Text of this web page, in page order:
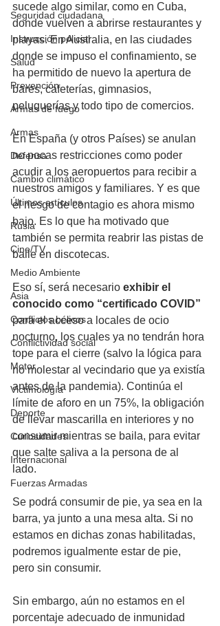
Seguridad ciudadana
Instrucción policial
Salud
Prevención
Armas de fuego
Armas
Defensa
Cambio climático
Últimos artículos
Rusia
Cine/TV
Medio Ambiente
Asia
Conflictos bélicos
Conflictividad social
Motor
Victimología
Deporte
Curiosidades
Internacional
Fuerzas Armadas
sucede algo similar, como en Cuba,
donde vuelven a abrirse restaurantes y
playas. En Australia, en las ciudades
donde se impuso el confinamiento, se
ha permitido de nuevo la apertura de
bares, cafeterías, gimnasios,
peluquerías y todo tipo de comercios.
En España (y otros Países) se anulan
no pocas restricciones como poder
acudir a los aeropuertos para recibir a
nuestros amigos y familiares. Y es que
el riesgo de contagio es ahora mismo
bajo. Es lo que ha motivado que
también se permita reabrir las pistas de
baile en discotecas.
Eso sí, será necesario exhibir el
conocido como “certificado COVID”
para el acceso a locales de ocio
nocturno, los cuales ya no tendrán hora
tope para el cierre (salvo la lógica para
no molestar al vecindario que ya existía
antes de la pandemia). Continúa el
límite de aforo en un 75%, la obligación
de llevar mascarilla en interiores y no
consumir mientras se baila, para evitar
que salte saliva a la persona de al
lado.
Se podrá consumir de pie, ya sea en la
barra, ya junto a una mesa alta. Si no
estamos en dichas zonas habilitadas,
podremos igualmente estar de pie,
pero sin consumir.
Sin embargo, aún no estamos en el
porcentaje adecuado de inmunidad